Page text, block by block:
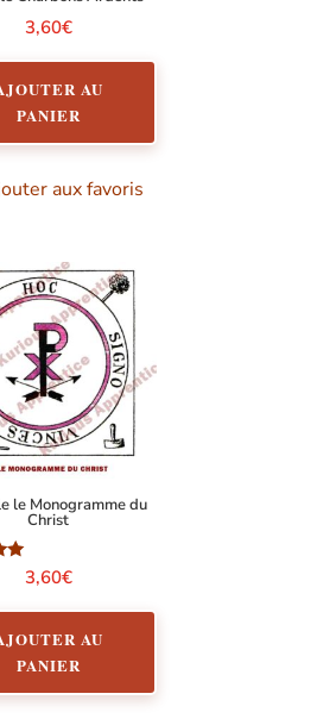
3,60€
AU
PANIER
aux favoris
le Monogramme du
Christ
3,60€
AU
PANIER